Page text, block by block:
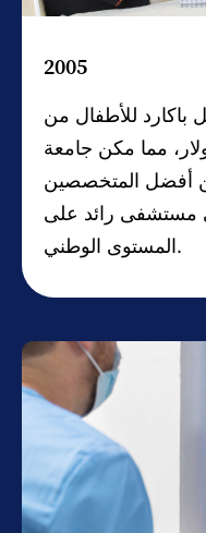
2005
للأطفال من
مليون دولار، مما مكن جامعة
من توظيف 40 من أفضل المتخصصين
مستشفى رائد على
المستوى الوطني.